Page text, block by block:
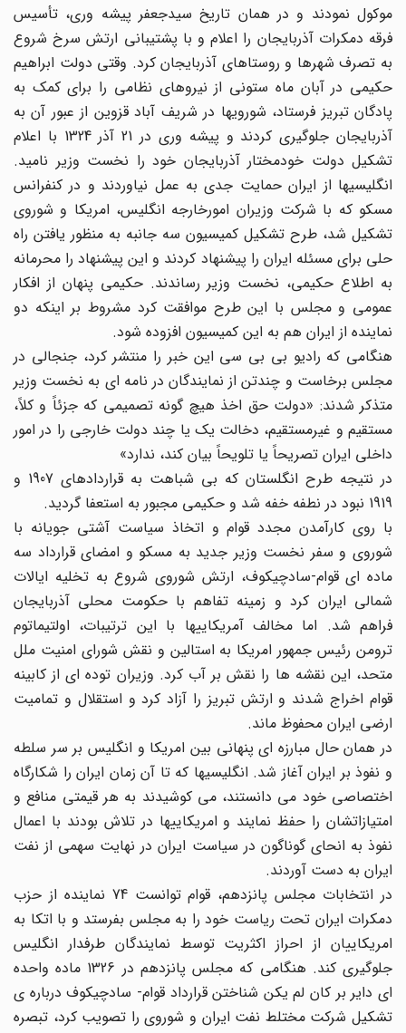
موکول نمودند و در همان تاریخ سیدجعفر پیشه وری، تأسیس
فرقه دمکرات آذربایجان را اعلام و با پشتیبانی ارتش سرخ شروع
به تصرف شهرها و روستاهای آذربایجان کرد. وقتی دولت ابراهیم
حکیمی در آبان ماه ستونی از نیروهای نظامی را برای کمک به
پادگان تبریز فرستاد، شورویها در شریف آباد قزوین از عبور آن به
آذربایجان جلوگیری کردند و پیشه وری در 21 آذر 1324 با اعلام
تشکیل دولت خودمختار آذربایجان خود را نخست وزیر نامید.
انگلیسیها از ایران حمایت جدی به عمل نیاوردند و در کنفرانس
مسکو که با شرکت وزیران امورخارجه انگلیس، امریکا و شوروی
تشکیل شد، طرح تشکیل کمیسیون سه جانبه به منظور یافتن راه
حلی برای مسئله ایران را پیشنهاد کردند و این پیشنهاد را محرمانه
به اطلاع حکیمی، نخست وزیر رساندند. حکیمی پنهان از افکار
عمومی و مجلس با این طرح موافقت کرد مشروط بر اینکه دو
نماینده از ایران هم به این کمیسیون افزوده شود.
هنگامی که رادیو بی بی سی این خبر را منتشر کرد، جنجالی در
مجلس برخاست و چندتن از نمایندگان در نامه ای به نخست وزیر
متذکر شدند: «دولت حق اخذ هیچ گونه تصمیمی که جزئاً و کلاً،
مستقیم و غیرمستقیم، دخالت یک یا چند دولت خارجی را در امور
داخلی ایران تصریحاً یا تلویحاً بیان کند، ندارد»
در نتیجه طرح انگلستان که بی شباهت به قراردادهای 1907 و
1919 نبود در نطفه خفه شد و حکیمی مجبور به استعفا گردید.
با روی کارآمدن مجدد قوام و اتخاذ سیاست آشتی جویانه با
شوروی و سفر نخست وزیر جدید به مسکو و امضای قرارداد سه
ماده ای قوام-سادچیکوف، ارتش شوروی شروع به تخلیه ایالات
شمالی ایران کرد و زمینه تفاهم با حکومت محلی آذربایجان
فراهم شد. اما مخالف آمریکاییها با این ترتیبات، اولتیماتوم
ترومن رئیس جمهور امریکا به استالین و نقش شورای امنیت ملل
متحد، این نقشه ها را نقش بر آب کرد. وزیران توده ای از کابینه
قوام اخراج شدند و ارتش تبریز را آزاد کرد و استقلال و تمامیت
ارضی ایران محفوظ ماند.
در همان حال مبارزه ای پنهانی بین امریکا و انگلیس بر سر سلطه
و نفوذ بر ایران آغاز شد. انگلیسیها که تا آن زمان ایران را شکارگاه
اختصاصی خود می دانستند، می کوشیدند به هر قیمتی منافع و
امتیازاتشان را حفظ نمایند و امریکاییها در تلاش بودند با اعمال
نفوذ به انحای گوناگون در سیاست ایران در نهایت سهمی از نفت
ایران به دست آوردند.
در انتخابات مجلس پانزدهم، قوام توانست 74 نماینده از حزب
دمکرات ایران تحت ریاست خود را به مجلس بفرستد و با اتکا به
امریکاییان از احراز اکثریت توسط نمایندگان طرفدار انگلیس
جلوگیری کند. هنگامی که مجلس پانزدهم در 1326 ماده واحده
ای دایر بر کان لم یکن شناختن قرارداد قوام- سادچیکوف درباره ی
تشکیل شرکت مختلط نفت ایران و شوروی را تصویب کرد، تبصره